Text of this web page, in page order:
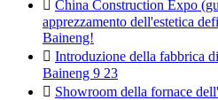
China Construction Expo
apprezzamento dell'estetica
Baineng!
 Introduzione della fabbrica
Baineng 9 23
 Showroom della fornace